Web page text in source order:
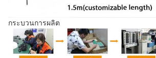
กระบวนการผลิต